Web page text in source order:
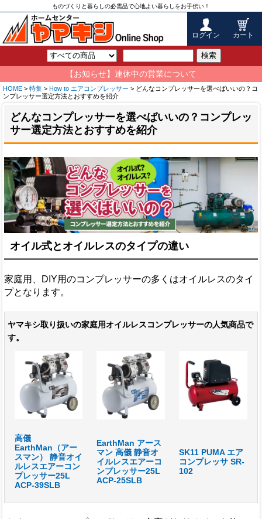
ものづくりと暮らしの必需品で心地よい暮らしをお手伝い！
ログイン カート
検索
【お知らせ】連休中の営業について
HOME > 特集 > How to エアコンプレッサー > どんなコンプレッサーを選べばいいの？コ
ンプレッサー選定方法とおすすめを紹介
どんなコンプレッサーを選べばいいの？コンプレッ
サー選定方法とおすすめを紹介
オイル式とオイルレスのタイプの違い
家庭用、DIY用のコンプレッサーの多くはオイルレスのタイ
プとなります。
ヤマキシ取り扱いの家庭用オイルレスコンプレッサーの人気商品で
す。
高儀
EarthMan（アー
スマン） 静音オイ
ルレスエアーコン
プレッサー25L
ACP-39SLB
EarthMan アース
マン 高儀 静音オ
イルレスエアーコ
ンプレッサー25L
ACP-25SLB
SK11 PUMA エア
コンプレッサ SR-
102